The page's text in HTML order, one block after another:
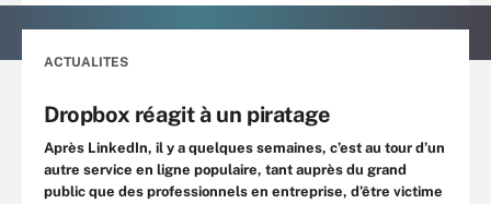
ACTUALITES
Dropbox réagit à un piratage
Après LinkedIn, il y a quelques semaines, c’est au tour d’un
autre service en ligne populaire, tant auprès du grand
public que des professionnels en entreprise, d’être victime